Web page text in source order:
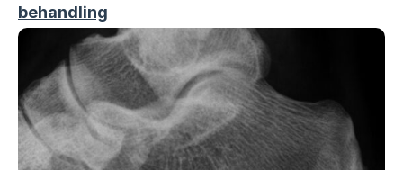
behandling